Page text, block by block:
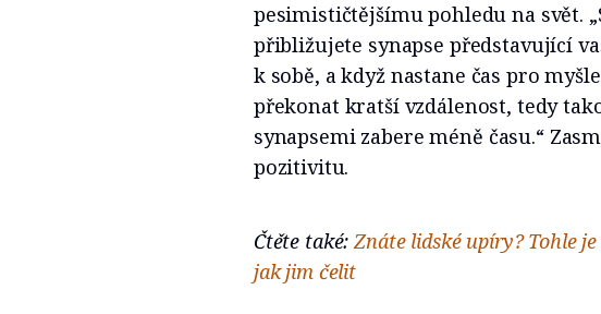
pesimističtějšímu pohledu na svět.
přibližujete synapse představující
k sobě, a když nastane čas pro
překonat kratší vzdálenost, tedy
synapsemi zabere méně času.“
pozitivitu.
Čtěte také:Znáte lidské upíry? Tohle
jak jim čelit